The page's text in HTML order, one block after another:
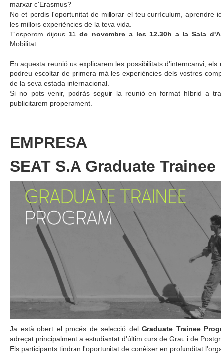
marxar d'Erasmus?
No et perdis l'oportunitat de millorar el teu currículum, aprendre
les millors experiències de la teva vida.
T'esperem dijous 11 de novembre a les 12.30h a la Sala
Mobilitat.
En aquesta reunió us explicarem les possibilitats d'interncanvi, els
podreu escoltar de primera mà les experiències dels vostres
de la seva estada internacional.
Si no pots venir, podràs seguir la reunió en format híbrid a
publicitarem properament.
EMPRESA
SEAT S.A Graduate
Ja està obert el procés de selecció delGraduate Trainee
adreçat principalment a estudiantat d'últim curs de Grau i de
Els participants tindran l'oportunitat de conèixer en profunditat